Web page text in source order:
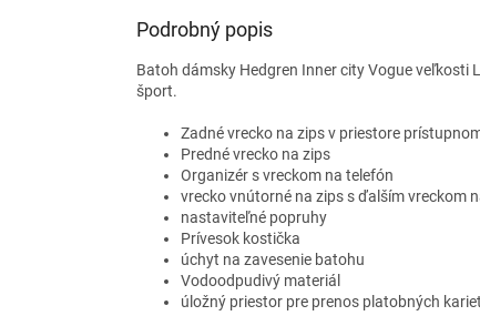
Podrobný popis
Batoh dámsky Hedgren Inner city Vogue veľkosti
šport.
Zadné vrecko na zips v priestore
Predné vrecko na zips
Organizér s vreckom na telefón
vrecko vnútorné na zips s ďalším vreckom
nastaviteľné popruhy
Prívesok kostička
úchyt na zavesenie batohu
Vodoodpudivý materiál
úložný priestor pre prenos platobných